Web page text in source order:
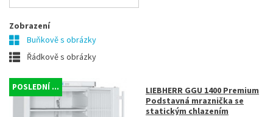
Zobrazení
Buňkově s obrázky
Řádkově s obrázky
POSLEDNÍ ...
LIEBHERR GGU 1400 Premium
Podstavná mraznička se
statickým chlazením